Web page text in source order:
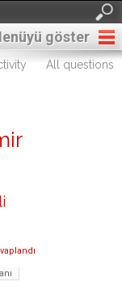
göster
All questions